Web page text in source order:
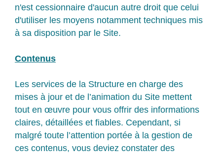
n'est cessionnaire d'aucun autre droit que celui
d'utiliser les moyens notamment techniques mis
à sa disposition par le Site.
Contenus
Les services de la Structure en charge des
mises à jour et de l’animation du Site mettent
tout en œuvre pour vous offrir des informations
claires, détaillées et fiables. Cependant, si
malgré toute l’attention portée à la gestion de
ces contenus, vous deviez constater des